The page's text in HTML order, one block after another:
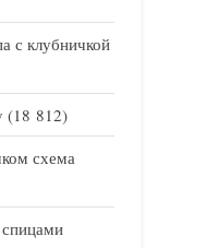
с клубничкой
(18 812)
схема
спицами